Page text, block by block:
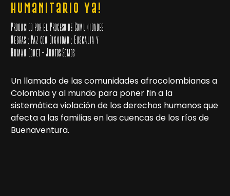
humanitario ya!
Producido por el Proceso de Comunidades
Negras ; Paz con Dignidad ; Euskalia y
Human Conet – Juntos Somos
Un llamado de las comunidades afrocolombianas a
Colombia y al mundo para poner fin a la
sistemática violación de los derechos humanos que
afecta a las familias en las cuencas de los ríos de
Buenaventura.